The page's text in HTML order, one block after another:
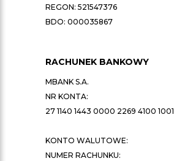
REGON: 521547376
BDO: 000035867
RACHUNEK BANKOWY
MBANK S.A.
NR KONTA:
27 1140 1443 0000 2269 4100 1001
KONTO WALUTOWE:
NUMER RACHUNKU: